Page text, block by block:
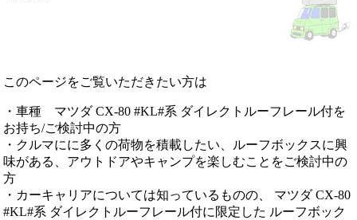
このページをご覧いただきたい方は
・車種 マツダ CX-80 #KL#系 ダイレクトルーフレール付を
お持ち/ご検討中の方
・クルマにに多くの荷物を積載したい、ルーフボックスに興
味がある、アウトドアやキャンプを楽しむことをご検討中の
方
・カーキャリアについては知っているものの、 マツダ CX-80
#KL#系 ダイレクトルーフレール付に限定した ルーフボック